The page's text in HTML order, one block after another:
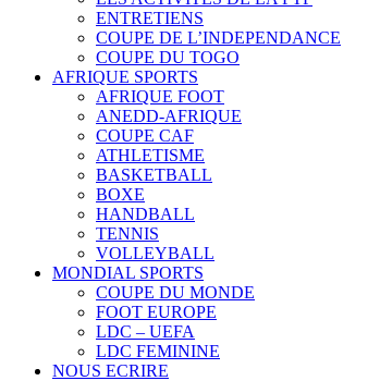
ENTRETIENS
COUPE DE L’INDEPENDANCE
COUPE DU TOGO
AFRIQUE SPORTS
AFRIQUE FOOT
ANEDD-AFRIQUE
COUPE CAF
ATHLETISME
BASKETBALL
BOXE
HANDBALL
TENNIS
VOLLEYBALL
MONDIAL SPORTS
COUPE DU MONDE
FOOT EUROPE
LDC – UEFA
LDC FEMININE
NOUS ECRIRE